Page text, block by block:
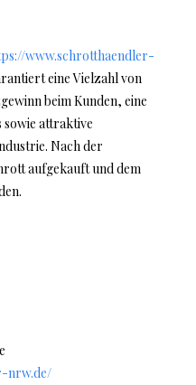
www.schrotthaendler-
eine Vielzahl von
beim Kunden, eine
sowie attraktive
Nach der
aufgekauft und dem
nrw.de/